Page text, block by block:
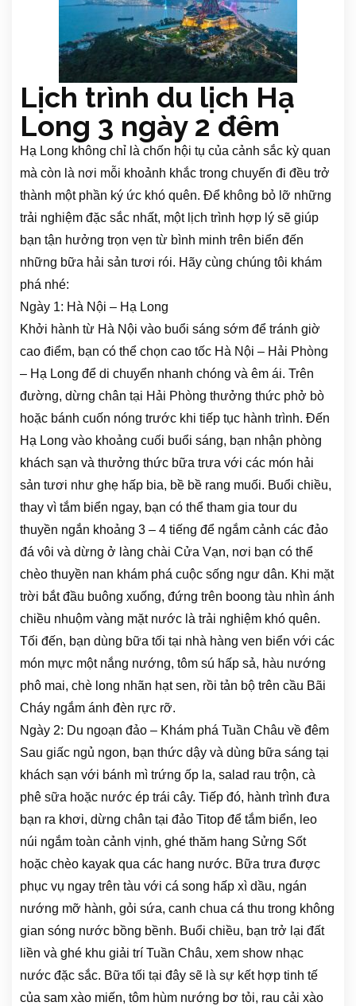
Lịch trình du lịch Hạ
Long 3 ngày 2 đêm
Hạ Long không chỉ là chốn hội tụ của cảnh sắc kỳ quan
mà còn là nơi mỗi khoảnh khắc trong chuyến đi đều trở
thành một phần ký ức khó quên. Để không bỏ lỡ những
trải nghiệm đặc sắc nhất, một lịch trình hợp lý sẽ giúp
bạn tận hưởng trọn vẹn từ bình minh trên biển đến
những bữa hải sản tươi rói. Hãy cùng chúng tôi khám
phá nhé:
Ngày 1: Hà Nội – Hạ Long
Khởi hành từ Hà Nội vào buổi sáng sớm để tránh giờ
cao điểm, bạn có thể chọn cao tốc Hà Nội – Hải Phòng
– Hạ Long để di chuyển nhanh chóng và êm ái. Trên
đường, dừng chân tại Hải Phòng thưởng thức phở bò
hoặc bánh cuốn nóng trước khi tiếp tục hành trình. Đến
Hạ Long vào khoảng cuối buổi sáng, bạn nhận phòng
khách sạn và thưởng thức bữa trưa với các món hải
sản tươi như ghẹ hấp bia, bề bề rang muối. Buổi chiều,
thay vì tắm biển ngay, bạn có thể tham gia tour du
thuyền ngắn khoảng 3 – 4 tiếng để ngắm cảnh các đảo
đá vôi và dừng ở làng chài Cửa Vạn, nơi bạn có thể
chèo thuyền nan khám phá cuộc sống ngư dân. Khi mặt
trời bắt đầu buông xuống, đứng trên boong tàu nhìn ánh
chiều nhuộm vàng mặt nước là trải nghiệm khó quên.
Tối đến, bạn dùng bữa tối tại nhà hàng ven biển với các
món mực một nắng nướng, tôm sú hấp sả, hàu nướng
phô mai, chè long nhãn hạt sen, rồi tản bộ trên cầu Bãi
Cháy ngắm ánh đèn rực rỡ.
Ngày 2: Du ngoạn đảo – Khám phá Tuần Châu về đêm
Sau giấc ngủ ngon, bạn thức dậy và dùng bữa sáng tại
khách sạn với bánh mì trứng ốp la, salad rau trộn, cà
phê sữa hoặc nước ép trái cây. Tiếp đó, hành trình đưa
bạn ra khơi, dừng chân tại đảo Titop để tắm biển, leo
núi ngắm toàn cảnh vịnh, ghé thăm hang Sửng Sốt
hoặc chèo kayak qua các hang nước. Bữa trưa được
phục vụ ngay trên tàu với cá song hấp xì dầu, ngán
nướng mỡ hành, gỏi sứa, canh chua cá thu trong không
gian sóng nước bồng bềnh. Buổi chiều, bạn trở lại đất
liền và ghé khu giải trí Tuần Châu, xem show nhạc
nước đặc sắc. Bữa tối tại đây sẽ là sự kết hợp tinh tế
của sam xào miến, tôm hùm nướng bơ tỏi, rau cải xào